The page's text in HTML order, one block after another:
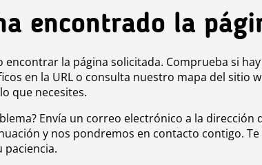
encontrado la
encontrar la página solicitada. Comprueba si hay
en la URL o consulta nuestro mapa del sitio
que necesites.
Envía un correo electrónico a la dirección
y nos pondremos en contacto contigo. Te
paciencia.